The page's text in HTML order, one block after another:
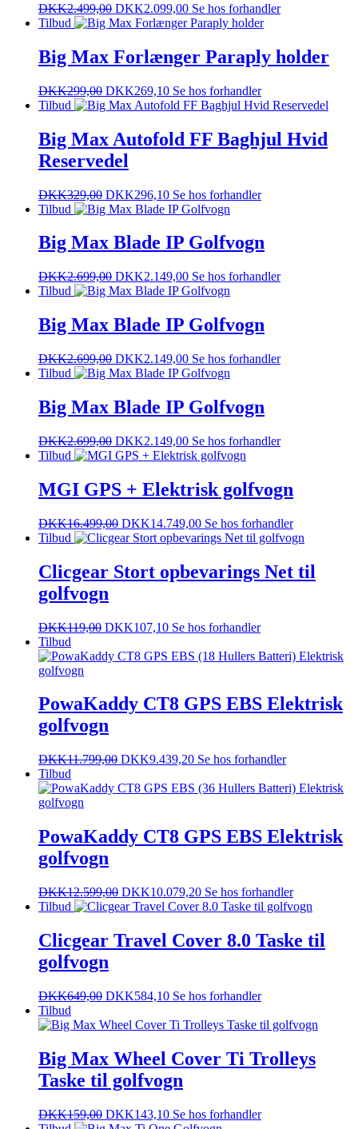
DKK2.499,00 DKK2.099,00 Se hos forhandler
Tilbud
Big Max Forlænger Paraply holder
DKK299,00 DKK269,10 Se hos forhandler
Tilbud
Big Max Autofold FF Baghjul Hvid
Reservedel
DKK329,00 DKK296,10 Se hos forhandler
Tilbud
Big Max Blade IP Golfvogn
DKK2.699,00 DKK2.149,00 Se hos forhandler
Tilbud
Big Max Blade IP Golfvogn
DKK2.699,00 DKK2.149,00 Se hos forhandler
Tilbud
Big Max Blade IP Golfvogn
DKK2.699,00 DKK2.149,00 Se hos forhandler
Tilbud
MGI GPS + Elektrisk golfvogn
DKK16.499,00 DKK14.749,00 Se hos forhandler
Tilbud
Clicgear Stort opbevarings Net til
golfvogn
DKK119,00 DKK107,10 Se hos forhandler
Tilbud
PowaKaddy CT8 GPS EBS Elektrisk
golfvogn
DKK11.799,00 DKK9.439,20 Se hos forhandler
Tilbud
PowaKaddy CT8 GPS EBS Elektrisk
golfvogn
DKK12.599,00 DKK10.079,20 Se hos forhandler
Tilbud
Clicgear Travel Cover 8.0 Taske til
golfvogn
DKK649,00 DKK584,10 Se hos forhandler
Tilbud
Big Max Wheel Cover Ti Trolleys
Taske til golfvogn
DKK159,00 DKK143,10 Se hos forhandler